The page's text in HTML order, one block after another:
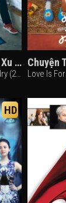
Dịch Vụ Giặt Ủi Tiền Xu Minato
Minato Shouji Coin Laundry (2022)
Chuyện
Love Is
HD